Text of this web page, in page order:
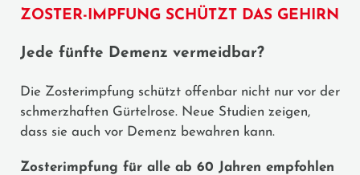
ZOSTER-IMPFUNG SCHÜTZT DAS GEHIRN
Jede fünfte Demenz vermeidbar?
Die Zosterimpfung schützt offenbar nicht nur vor der
schmerzhaften Gürtelrose. Neue Studien zeigen,
dass sie auch vor Demenz bewahren kann.
Zosterimpfung für alle ab 60 Jahren empfohlen